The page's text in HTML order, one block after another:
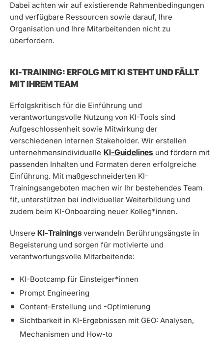
Dabei achten wir auf existierende Rahmenbedingungen
und verfügbare Ressourcen sowie darauf, Ihre
Organisation und Ihre Mitarbeitenden nicht zu
überfordern.
KI-TRAINING: ERFOLG MIT KI STEHT UND FÄLLT
MIT IHREM TEAM
Erfolgskritisch für die Einführung und
verantwortungsvolle Nutzung von KI-Tools sind
Aufgeschlossenheit sowie Mitwirkung der
verschiedenen internen Stakeholder. Wir erstellen
unternehmensindividuelle KI-Guidelines und fördern mit
passenden Inhalten und Formaten deren erfolgreiche
Einführung. Mit maßgeschneiderten KI-
Trainingsangeboten machen wir Ihr bestehendes Team
fit, unterstützen bei individueller Weiterbildung und
zudem beim KI-Onboarding neuer Kolleg*innen.
Unsere KI-Trainingsverwandeln Berührungsängste in
Begeisterung und sorgen für motivierte und
verantwortungsvolle Mitarbeitende:
KI-Bootcamp für Einsteiger*innen
Prompt Engineering
Content-Erstellung und -Optimierung
Sichtbarkeit in KI-Ergebnissen mit GEO: Analysen,
Mechanismen und How-to